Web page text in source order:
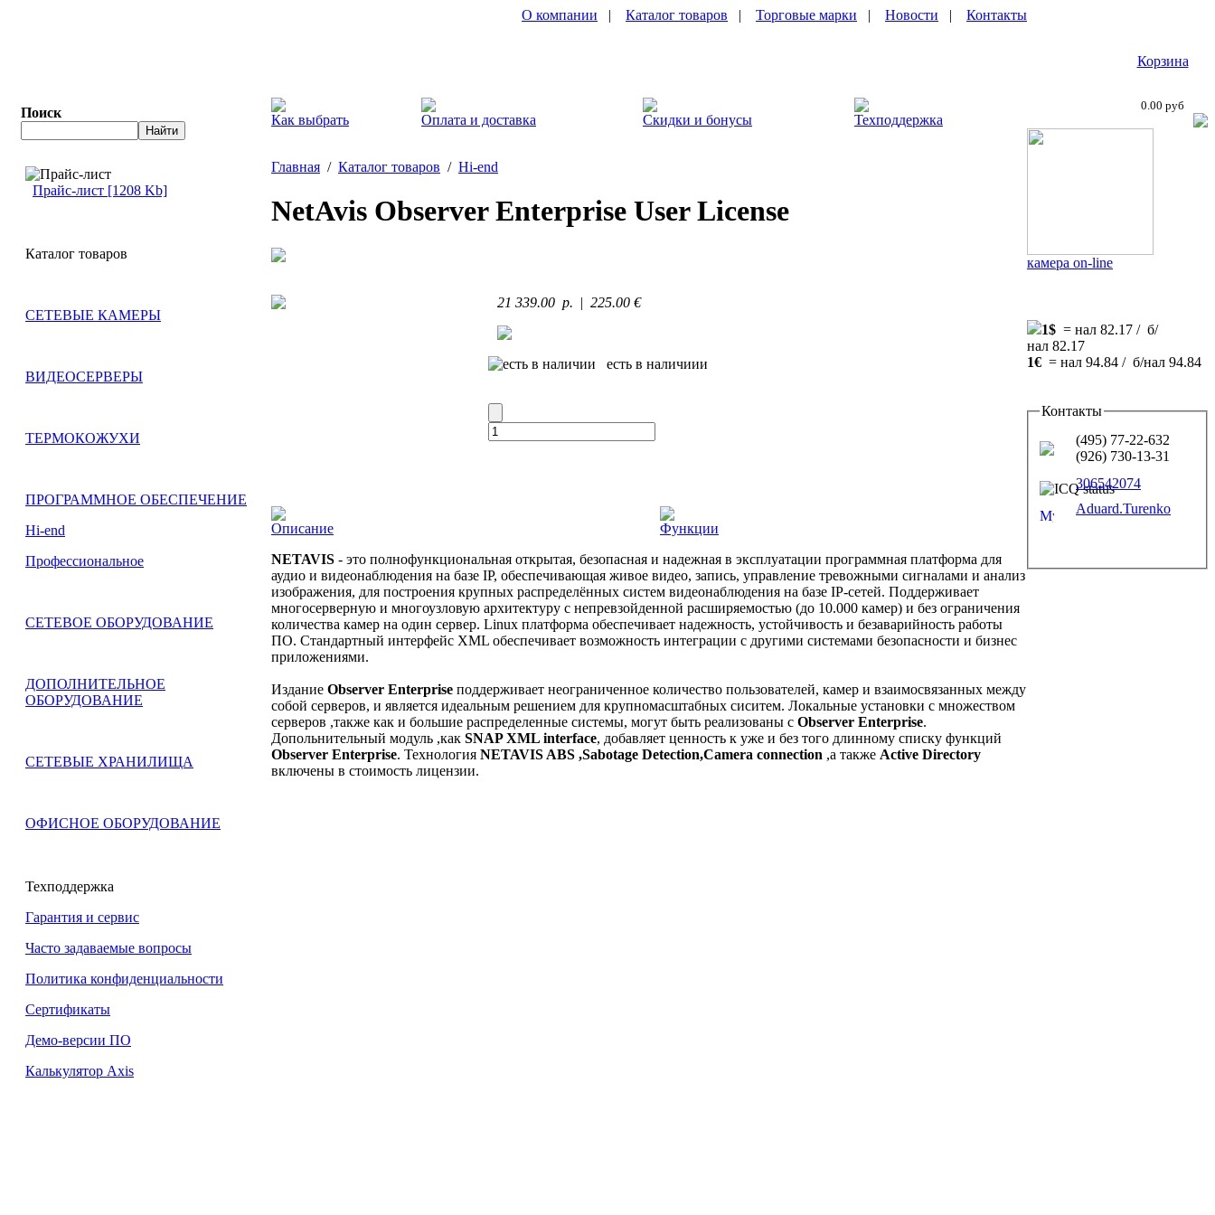
Поиск
О компании | Каталог товаров | Торговые марки | Новости | Контакты
Как выбрать Оплата и доставка Скидки и бонусы Техподдержка
Корзина
0.00 руб
Прайс-лист [1208 Kb]
Каталог товаров
СЕТЕВЫЕ КАМЕРЫ
ВИДЕОСЕРВЕРЫ
ТЕРМОКОЖУХИ
ПРОГРАММНОЕ ОБЕСПЕЧЕНИЕ
Hi-end
Профессиональное
СЕТЕВОЕ ОБОРУДОВАНИЕ
ДОПОЛНИТЕЛЬНОЕ
ОБОРУДОВАНИЕ
СЕТЕВЫЕ ХРАНИЛИЩА
ОФИСНОЕ ОБОРУДОВАНИЕ
Техподдержка
Гарантия и сервис
Часто задаваемые вопросы
Политика конфиденциальности
Сертификаты
Демо-версии ПО
Калькулятор Axis
Главная / Каталог товаров / Hi-end
NetAvis Observer Enterprise User License
21 339.00 p. | 225.00 €
есть в наличиии
Описание
Функции
NETAVIS - это полнофункциональная открытая, безопасная и надежная в эксплуатации программная платформа для
аудио и видеонаблюдения на базе IP, обеспечивающая живое видео, запись, управление тревожными сигналами и анализ
изображения, для построения крупных распределённых систем видеонаблюдения на базе IP-сетей. Поддерживает
многосерверную и многоузловую архитектуру с непревзойденной расширяемостью (до 10.000 камер) и без ограничения
количества камер на один сервер. Linux платформа обеспечивает надежность, устойчивость и безаварийность работы
ПО. Стандартный интерфейс XML обеспечивает возможность интеграции с другими системами безопасности и бизнес
приложениями.
Издание Observer Enterprise поддерживает неограниченное количество пользователей, камер и взаимосвязанных между
собой серверов, и является идеальным решением для крупномасштабных сиситем. Локальные установки с множеством
серверов ,также как и большие распределенные системы, могут быть реализованы с Observer Enterprise.
Допольнительный модуль ,как SNAP XML interface, добавляет ценность к уже и без того длинному списку функций
Observer Enterprise. Технология NETAVIS ABS ,Sabotage Detection,Camera connection ,а также Active Directory
включены в стоимость лицензии.
камера on-line
1$ = нал 82.17 / б/
нал 82.17
1€ = нал 94.84 / б/нал 94.84
Контакты
(495) 77-22-632
(926) 730-13-31
306542074
Aduard.Turenko